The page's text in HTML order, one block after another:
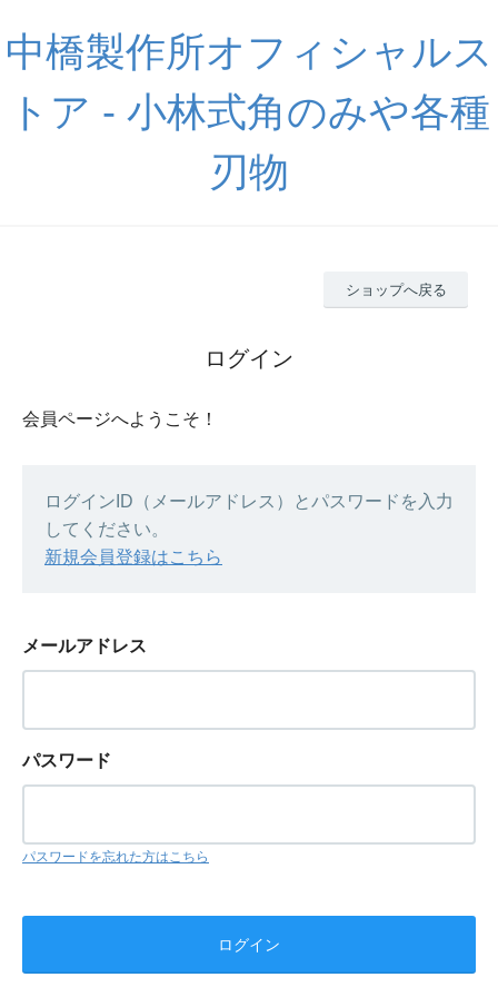
中橋製作所オフィシャルス
トア - 小林式角のみや各種
刃物
ショップへ戻る
ログイン
会員ページへようこそ！
ログインID（メールアドレス）とパスワードを入力
してください。
新規会員登録はこちら
メールアドレス
パスワード
パスワードを忘れた方はこちら